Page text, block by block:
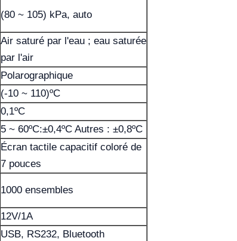
(80 ~ 105) kPa, auto
Air saturé par l'eau ; eau saturée
par l'air
Polarographique
(-10 ~ 110)ºC
0,1ºC
5 ~ 60ºC:±0,4ºC Autres : ±0,8ºC
Écran tactile capacitif coloré de
7 pouces
1000 ensembles
12V/1A
USB, RS232, Bluetooth